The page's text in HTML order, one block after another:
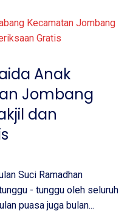
Anak
Jombang
dan
Suci Ramadhan
- tunggu oleh seluruh
puasa juga bulan...